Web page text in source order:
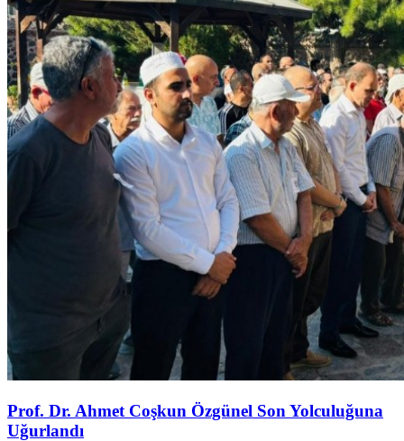
Prof. Dr. Ahmet Coşkun Özgünel Son Yolculuğuna
Uğurlandı